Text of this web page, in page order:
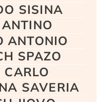
SISINA
ANTONIO
SPAZO
CARLO
SAVERIA